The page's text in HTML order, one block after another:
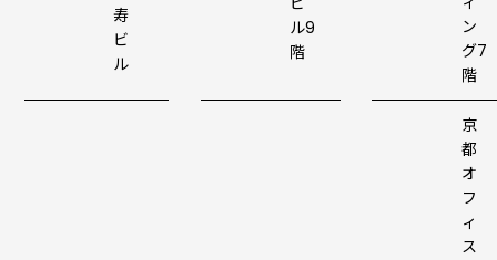
寿
ビ
ル
ル9
階
ン
グ7
階
京
都
オ
フ
ィ
ス